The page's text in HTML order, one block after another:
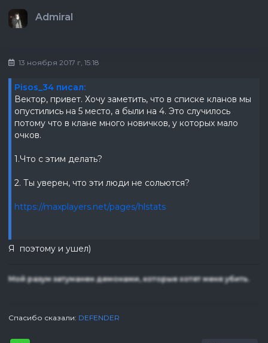
Admiral
13 ноября 2017 г, 15:18
Pisos_34 писал:
Вектор, привет. Хочу заметить, что в списке кланов мы
опустились на 5 место, а были на 4. Это случилось
потому что в клане много новичков, у которых мало
очков.
1.Что с этим делать?
2. Ты уверен, что эти люди не сольются?
https://maxplayers.net/pages/hlstats
Я поэтому и ушел)
Мой разум затуманен демонами, которые хотят меня убить.
Спасибо сказали: DEFENDER